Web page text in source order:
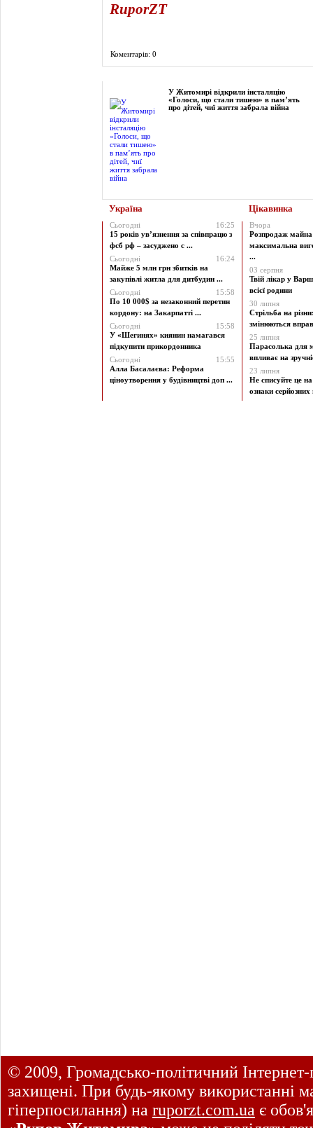
RuporZT
Коментарів: 0
У Житомирі відкрили інсталяцію
«Голоси, що стали тишею» в пам’ять
про дітей, чиї життя забрала війна
Україна Цікавинка
Сьогодні
16:25
15 років ув’язнення за співпрацю з
фсб рф – засуджено с ...
Сьогодні
16:24
Майже 5 млн грн збитків на
закупівлі житла для дитбудин ...
Сьогодні
15:58
По 10 000$ за незаконний перетин
кордону: на Закарпатті ...
Сьогодні
15:58
У «Шегинях» киянин намагався
підкупити прикордонника
Сьогодні
15:55
Алла Басалаєва: Реформа
ціноутворення у будівництві доп ...
Вчора
Розпродаж майна
максимальна
...
03 серпня
Твій лікар у
всієї родини
30 липня
Стрільба на
змінюються
25 липня
Парасолька для
впливає на
23 липня
Не списуйте це
ознаки
© 2009, Громадсько-політичний
захищені. При будь-якому використанні
гіперпосилання) на ruporzt.com.ua є